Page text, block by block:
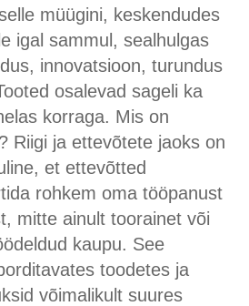
müügini, keskendudes
igal sammul, sealhulgas
innovatsioon, turundus
osalevad sageli ka
korraga. Mis on
Riigi ja ettevõtete jaoks on
et ettevõtted
rohkem oma tööpanust
mitte ainult toorainet või
kaupu. See
toodetes ja
võimalikult suures